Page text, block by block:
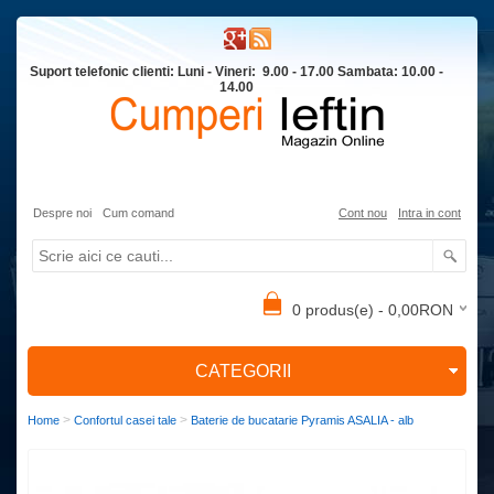
Suport telefonic clienti: Luni - Vineri: 9.00 - 17.00 Sambata: 10.00 -
14.00
Despre noi Cum comand Cont nou Intra in cont
0 produs(e) - 0,00RON
CATEGORII
Home > Confortul casei tale > Baterie de bucatarie Pyramis ASALIA - alb